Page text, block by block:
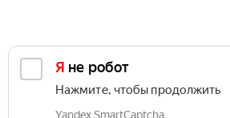
Я не робот
Нажмите, чтобы продолжить
Yandex SmartCaptcha